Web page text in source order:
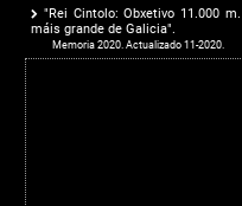
"Rei Cintolo: Obxetivo 11.000
máis grande de Galicia".
Memoria 2020. Actualizado 11-2020.